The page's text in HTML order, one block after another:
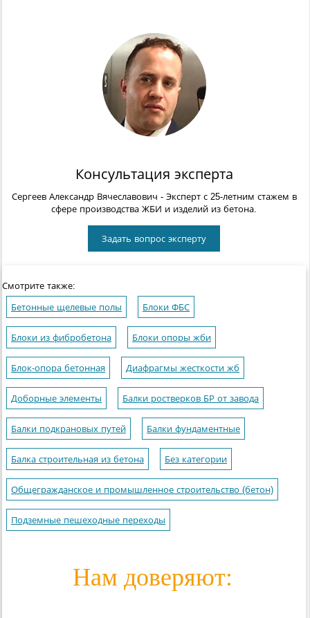
Консультация эксперта
Сергеев Александр Вячеславович - Эксперт с 25-летним стажем в
сфере производства ЖБИ и изделий из бетона.
Задать вопрос эксперту
Смотрите также:
Бетонные щелевые полы Блоки ФБС
Блоки из фибробетона Блоки опоры жби
Блок-опора бетонная Диафрагмы жесткости жб
Доборные элементы Балки ростверков БР от завода
Балки подкрановых путей Балки фундаментные
Балка строительная из бетона Без категории
Общегражданское и промышленное строительство (бетон)
Подземные пешеходные переходы
Нам доверяют: